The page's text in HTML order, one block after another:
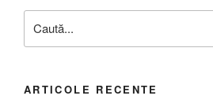
ARTICOLE RECENTE